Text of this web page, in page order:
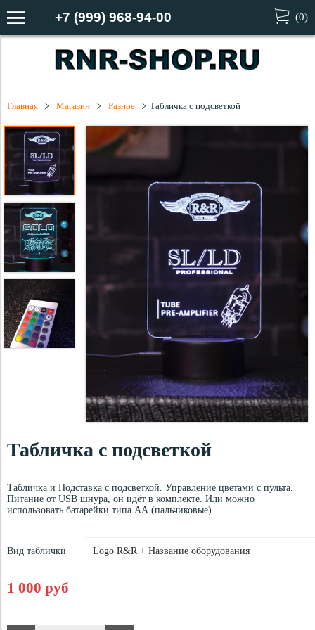
+7 (999) 968-94-00 (0)
Главная Магазин Разное Табличка с подсветкой
Табличка с подсветкой
Табличка и Подставка с подсветкой. Управление цветами с пульта.
Питание от USB шнура, он идёт в комплекте. Или можно
использовать батарейки типа АА (пальчиковые).
Вид таблички
1 000 руб